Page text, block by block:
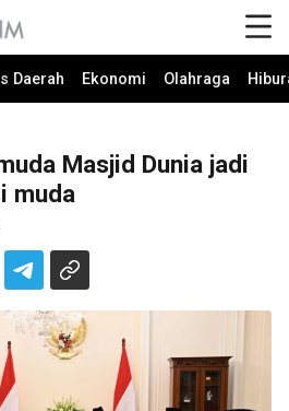
Daerah Ekonomi Olahraga
Masjid Dunia jadi
muda